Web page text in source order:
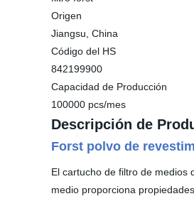
Origen
Jiangsu, China
Código del HS
842199900
Capacidad de Producción
100000 pcs/mes
Descripción de
Forst polvo de
El cartucho de filtro de medios
medio proporciona